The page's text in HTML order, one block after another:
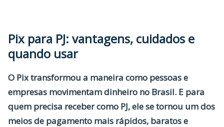
Pix para PJ: vantagens, cuidados e
quando usar
O Pix transformou a maneira como pessoas e
empresas movimentam dinheiro no Brasil. E para
quem precisa receber como PJ, ele se tornou um dos
meios de pagamento mais rápidos, baratos e